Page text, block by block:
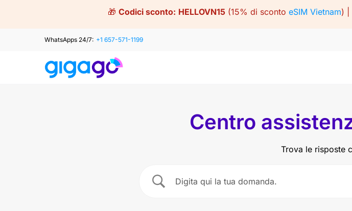
🎁 Codici sconto: HELLOVN15 (15% di sconto eSIM Vietnam) |
WhatsApps 24/7: +1 657-571-1199
Centro
Trova le risposte